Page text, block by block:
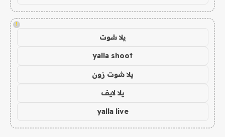
!
يلا شوت
yalla shoot
يلا شوت زون
يلا لايف
yalla live